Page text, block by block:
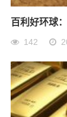
百利好环球
142